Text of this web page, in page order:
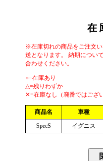
在
※在庫切れの商品をご注文
送となります。 納期につい
合わせください。
○=在庫あり
△=残りわずか
✕=在庫なし（廃番ではござ
商品名 車種
SpecS
イグニス